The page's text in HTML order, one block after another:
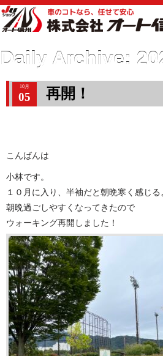
Daily Archive:
10月
05 再開！
こんばんは
小林です。
１０月に入り、半袖だと朝晩寒く感じる
朝晩過ごしやすくなってきたので
ウォーキング再開しました！